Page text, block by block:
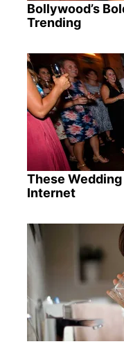
Bollywood’s
Trending
These
Internet